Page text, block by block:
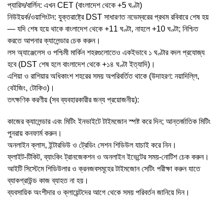
প্যারিস/বার্লিন: এখন CET (বাংলাদেশ থেকে +5 ঘণ্টা)
নিউইয়র্ক/ওয়াশিংটন: যুক্তরাষ্ট্রে DST সাধারণত নভেম্বরের প্রথম রবিবারে শেষ হয়
— যদি শেষ হয়ে থাকে বাংলাদেশ থেকে +11 ঘণ্টা, নাহলে +10 ঘণ্টা; নিশ্চিত
করতে আপনার ক্যালেন্ডার চেক করুন।
লস অ্যাঞ্জেলেস ও পশ্চিমী মার্কিন শহরগুলোতেও একইভাবে ১ ঘণ্টার বদল প্রযোজ্য
হবে (DST শেষ হলে বাংলাদেশ থেকে +১৪ ঘণ্টা ইত্যাদি)।
এশিয়া ও রাশিয়ার অধিকাংশ শহরের সময় অপরিবর্তিত থাকে (উদাহরণ: নয়াদিল্লি,
বেইজিং, টোকিও)।
তৎক্ষণিক করণীয় (সব ব্যবহারকারীর জন্য প্রয়োজনীয়):
কাজের ক্যালেন্ডার এবং মিটিং ইনভাইটে টাইমজোন স্পষ্ট করে দিন; আন্তর্জাতিক মিটিং
পুনরায় কনফার্ম করুন।
অনলাইন ক্লাস, ইন্টারভিউ ও ট্রেডিং সেশন শিডিউল যাচাই করে নিন।
ফ্লাইট-টিকিট, ব্যাংকিং ট্রানজেকশন ও অনলাইন ইভেন্টের সময়-নোটিশ চেক করুন।
আইটি সিস্টেমে শিডিউলার ও ক্রনজবসমূহের টাইমজোন সেটিং পরীক্ষা করুন যাতে
ব্যাকগ্রাউন্ড কাজ ব্যাহত না হয়।
ব্যবসায়িক অংশীদার ও ক্লায়েন্টদের আগে থেকে সময় পরিবর্তন জানিয়ে দিন।